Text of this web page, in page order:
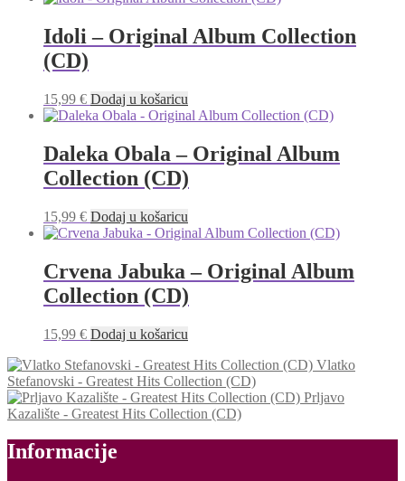
Idoli – Original Album Collection
(CD)
15,99 € Dodaj u košaricu
Daleka Obala – Original Album
Collection (CD)
15,99 € Dodaj u košaricu
Crvena Jabuka – Original Album
Collection (CD)
15,99 € Dodaj u košaricu
Vlatko
Stefanovski - Greatest Hits Collection (CD)
Prljavo
Kazalište - Greatest Hits Collection (CD)
Informacije